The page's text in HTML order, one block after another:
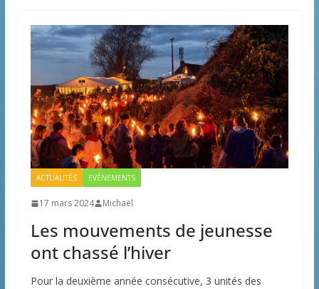
ACTUALITÉS EVÉNEMENTS
17 mars 2024 Michaël
Les mouvements de jeunesse
ont chassé l’hiver
Pour la deuxième année consécutive, 3 unités des